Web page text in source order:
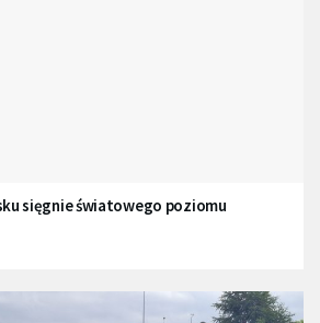
sięgnie światowego poziomu